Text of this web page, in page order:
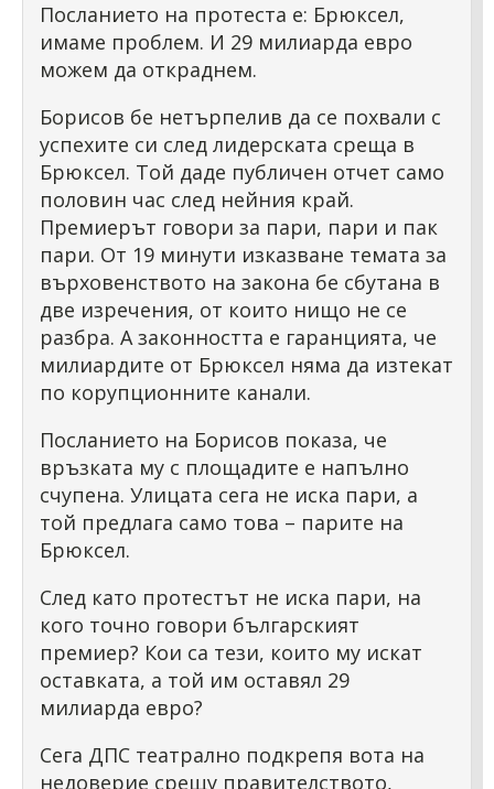
Посланието на протеста е: Брюксел,
имаме проблем. И 29 милиарда евро
можем да откраднем.
Борисов бе нетърпелив да се похвали с
успехите си след лидерската среща в
Брюксел. Той даде публичен отчет само
половин час след нейния край.
Премиерът говори за пари, пари и пак
пари. От 19 минути изказване темата за
върховенството на закона бе сбутана в
две изречения, от които нищо не се
разбра. А законността е гаранцията, че
милиардите от Брюксел няма да изтекат
по корупционните канали.
Посланието на Борисов показа, че
връзката му с площадите е напълно
счупена. Улицата сега не иска пари, а
той предлага само това – парите на
Брюксел.
След като протестът не иска пари, на
кого точно говори българският
премиер? Кои са тези, които му искат
оставката, а той им оставял 29
милиарда евро?
Сега ДПС театрално подкрепя вота на
недоверие срещу правителството,